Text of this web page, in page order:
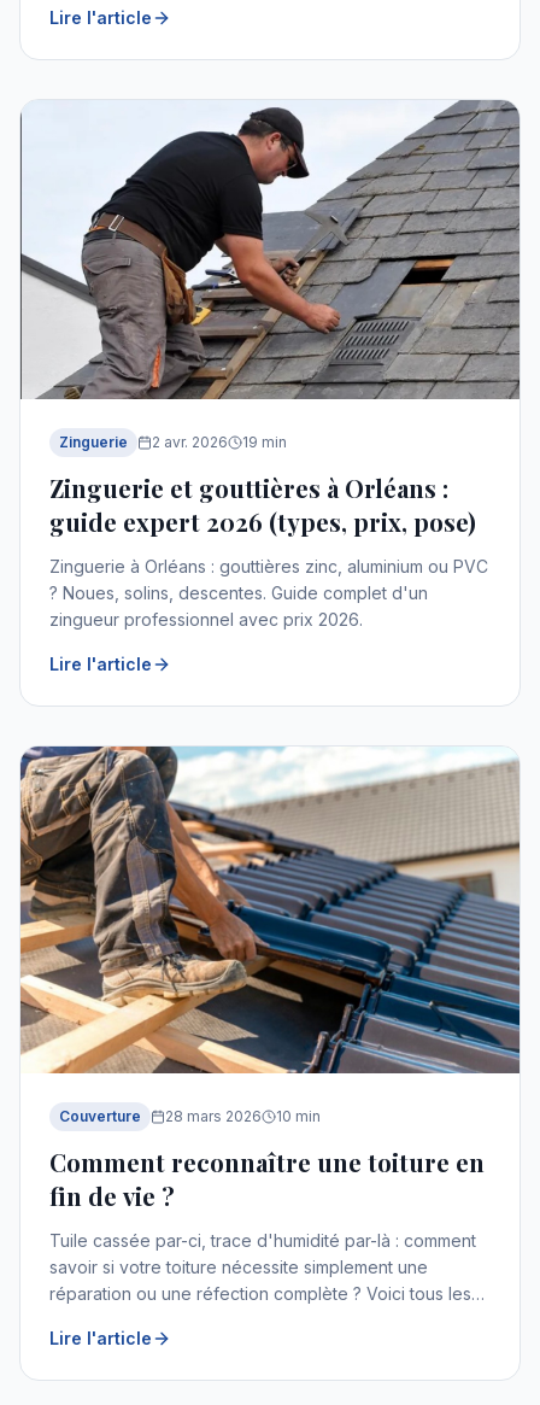
Lire l'article
Zinguerie 2 avr. 2026 19 min
Zinguerie et gouttières à Orléans :
guide expert 2026 (types, prix, pose)
Zinguerie à Orléans : gouttières zinc, aluminium ou PVC
? Noues, solins, descentes. Guide complet d'un
zingueur professionnel avec prix 2026.
Lire l'article
Couverture 28 mars 2026 10 min
Comment reconnaître une toiture en
fin de vie ?
Tuile cassée par-ci, trace d'humidité par-là : comment
savoir si votre toiture nécessite simplement une
réparation ou une réfection complète ? Voici tous les
Lire l'article